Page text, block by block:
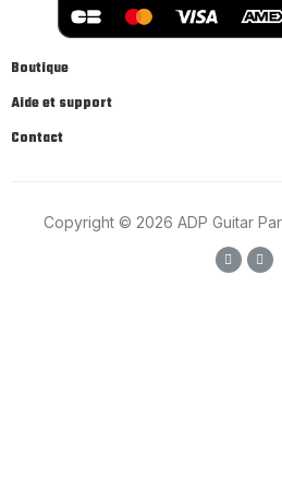
Boutique
Aide et support
Contact
Copyright © 2026 ADP Guitar